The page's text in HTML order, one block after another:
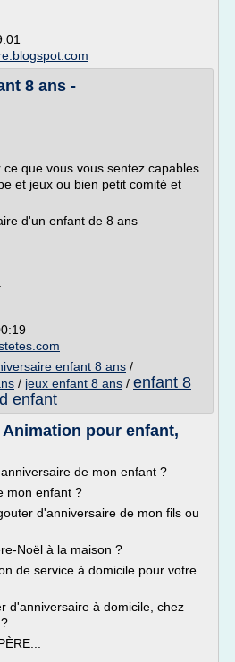
8 ans -
que vous vous sentez capables
et jeux ou bien petit comité et
d'un enfant de 8 ans
enfant 8 ans /
/ jeux enfant 8 ans / enfant 8
enfant
pour enfant,
de mon enfant ?
mon enfant ?
d'anniversaire de mon fils ou
Noël à la maison ?
de service à domicile pour votre
d'anniversaire à domicile, chez